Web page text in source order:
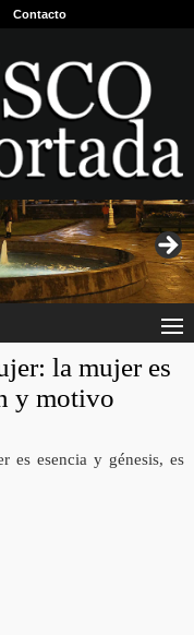
Contacto
la mujer es
y motivo